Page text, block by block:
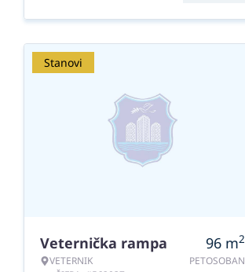
Stanovi
Veternička rampa
VETERNIK
96 m2
PETOSOBAN